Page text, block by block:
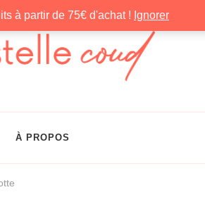
à partir de 75€ d'achat ! Ignorer
À PROPOS